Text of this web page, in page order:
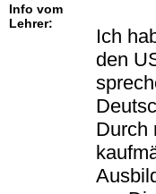
Info vom
Lehrer:
Ich
den
Durch